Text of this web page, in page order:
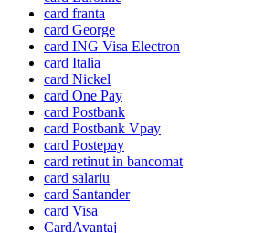
card franta
card George
card ING Visa Electron
card Italia
card Nickel
card One Pay
card Postbank
card Postbank Vpay
card Postepay
card retinut in bancomat
card salariu
card Santander
card Visa
CardAvantaj